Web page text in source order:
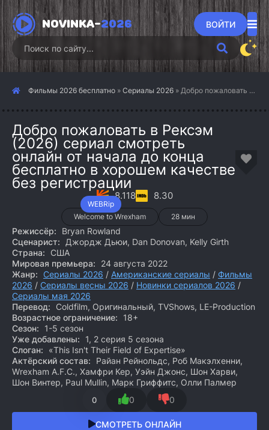
NOVINKA-2026 ВОЙТИ
Фильмы 2026 бесплатно » Сериалы 2026 » Добро пожаловать в Рексэм (2026)
Добро пожаловать в Рексэм
(2026) сериал смотреть
онлайн от начала до конца
бесплатно в хорошем качестве
без регистрации
WEBRip
8.118 8.30
Welcome to Wrexham 28 мин
Режиссёр:
Bryan Rowland
Сценарист:
Джордж Дьюи, Dan Donovan, Kelly Girth
Страна:
США
Мировая премьера:
24 августа 2022
Жанр: Сериалы 2026 / Американские сериалы / Фильмы
2026 / Сериалы весны 2026 / Новинки сериалов 2026 /
Сериалы мая 2026
Перевод:
Coldfilm, Оригинальный, TVShows, LE-Production
Возрастное ограничение:
18+
Сезон:
1-5 сезон
Уже добавлены:
1, 2 серия 5 сезона
Слоган:
«This Isn't Their Field of Expertise»
Актёрский состав:
Райан Рейнольдс, Роб Макэлхенни,
Wrexham A.F.C., Хамфри Кер, Уэйн Джонс, Шон Харви,
Шон Винтер, Paul Mullin, Марк Гриффитс, Олли Палмер
0 0 0
СМОТРЕТЬ ОНЛАЙН